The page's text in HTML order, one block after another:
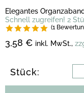
Elegantes
Schnell zugreifen! 2
(1
3,58 € inkl. MwSt.,
Stück: